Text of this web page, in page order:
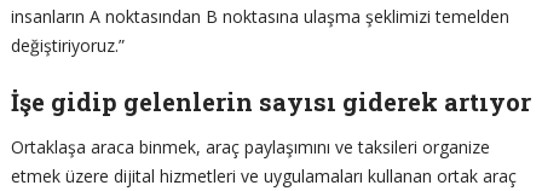
insanların A noktasından B noktasına ulaşma şeklimizi temelden
değiştiriyoruz.”
İşe gidip gelenlerin sayısı giderek artıyor
Ortaklaşa araca binmek, araç paylaşımını ve taksileri organize
etmek üzere dijital hizmetleri ve uygulamaları kullanan ortak araç